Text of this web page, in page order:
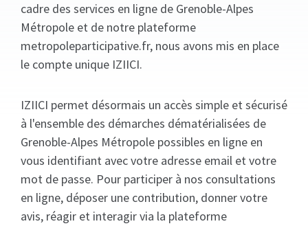
cadre des services en ligne de Grenoble-Alpes
Métropole et de notre plateforme
metropoleparticipative.fr, nous avons mis en place
le compte unique IZIICI.
IZIICI permet désormais un accès simple et sécurisé
à l'ensemble des démarches dématérialisées de
Grenoble-Alpes Métropole possibles en ligne en
vous identifiant avec votre adresse email et votre
mot de passe. Pour participer à nos consultations
en ligne, déposer une contribution, donner votre
avis, réagir et interagir via la plateforme